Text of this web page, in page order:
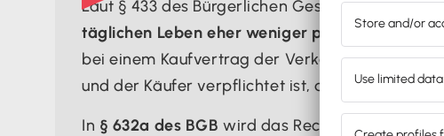
Laut § 433 des Bürgerlichen Gesetzbuches
täglichen Leben eher weniger prominent
bei einem Kaufvertrag der Verkäufer
und der Käufer verpflichtet ist, den
In § 632a des BGB wird das Recht auf